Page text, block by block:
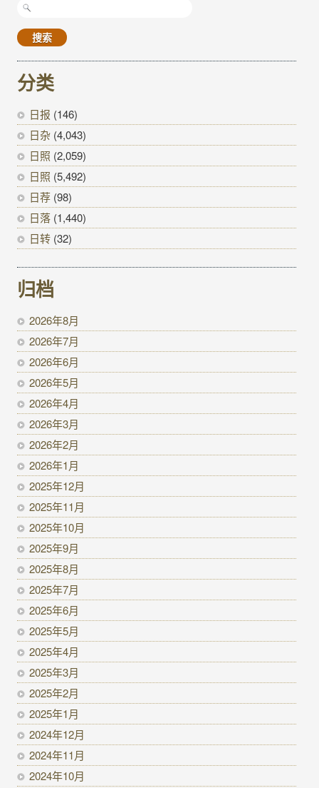
分类
日报 (146)
日杂 (4,043)
日照 (2,059)
日照 (5,492)
日荐 (98)
日落 (1,440)
日转 (32)
归档
2026年8月
2026年7月
2026年6月
2026年5月
2026年4月
2026年3月
2026年2月
2026年1月
2025年12月
2025年11月
2025年10月
2025年9月
2025年8月
2025年7月
2025年6月
2025年5月
2025年4月
2025年3月
2025年2月
2025年1月
2024年12月
2024年11月
2024年10月